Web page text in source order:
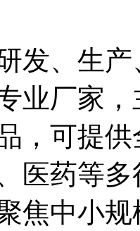
发、生
业厂家
，可提
医药等
焦中小